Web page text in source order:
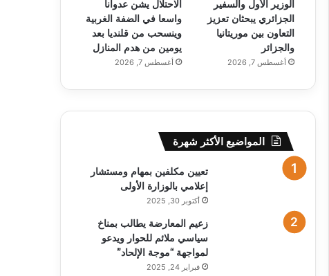
الوزير الأول والسفير
الجزائري يبحثان تعزيز
التعاون بين موريتانيا
والجزائر
أغسطس 7, 2026
الاحتلال يشن عدوانا
واسعا في الضفة الغربية
وينسحب من قلنديا بعد
يومين من هدم المنازل
أغسطس 7, 2026
المواضيع الأكثر شهرة
تعيين مكلفين بمهام ومستشار
إعلامي بالوزارة الأولى
أكتوبر 30, 2025
زعيم المعارضة يطالب بمناخ
سياسي ملائم للحوار ويدعو
لمواجهة “موجة الإلحاد”
فبراير 24, 2025